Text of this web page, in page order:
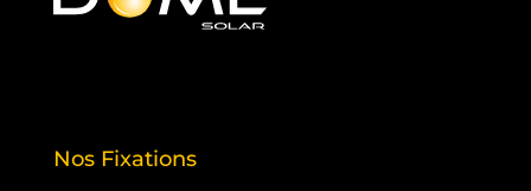
Nos Fixations